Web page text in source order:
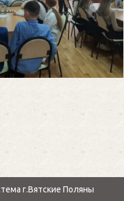
г.Вятские Поляны